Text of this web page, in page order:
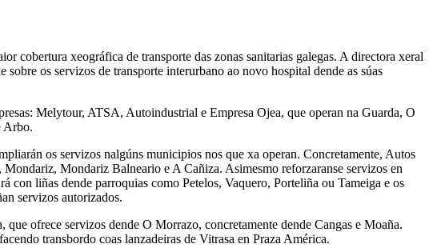
cobertura xeográfica de transporte das zonas sanitarias galegas. A directora xeral
os servizos de transporte interurbano ao novo hospital dende as súas
Melytour, ATSA, Autoindustrial e Empresa Ojea, que operan na Guarda, O
Arbo.
os servizos nalgúns municipios nos que xa operan. Concretamente, Autos
Mondariz Balneario e A Cañiza. Asimesmo reforzaranse servizos en
con liñas dende parroquias como Petelos, Vaquero, Porteliña ou Tameiga e os
servizos autorizados.
ofrece servizos dende O Morrazo, concretamente dende Cangas e Moaña.
transbordo coas lanzadeiras de Vitrasa en Praza América.